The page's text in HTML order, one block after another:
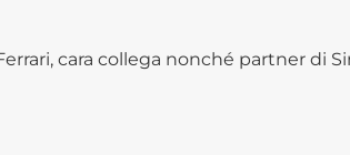
cara collega nonché partner di